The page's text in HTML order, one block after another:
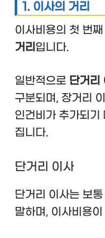
1. 이사의 거리
이사비용의 첫 번
거리 입니다.
일반적으로 단거리
구분되며, 장거리
인건비가 추가되기
집니다.
단거리 이사
단거리 이사는 보
말하며, 이사비용